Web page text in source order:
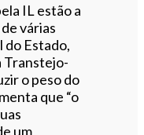
IL estão a
várias
do Estado,
Transtejo-
o peso do
que “o
um